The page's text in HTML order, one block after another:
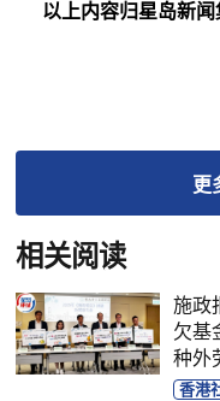
以上内容归星岛新
更
相关阅读
施政
欠基
种外
香港